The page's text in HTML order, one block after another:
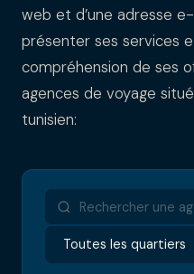
web et d’une adresse
présenter ses services
compréhension de ses
agences de voyage
tunisien: